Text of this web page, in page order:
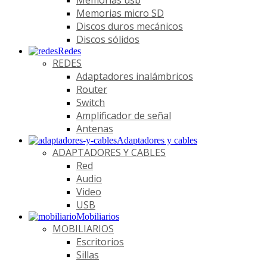
Memorias micro SD
Discos duros mecánicos
Discos sólidos
Redes
REDES
Adaptadores inalámbricos
Router
Switch
Amplificador de señal
Antenas
Adaptadores y cables
ADAPTADORES Y CABLES
Red
Audio
Video
USB
Mobiliarios
MOBILIARIOS
Escritorios
Sillas